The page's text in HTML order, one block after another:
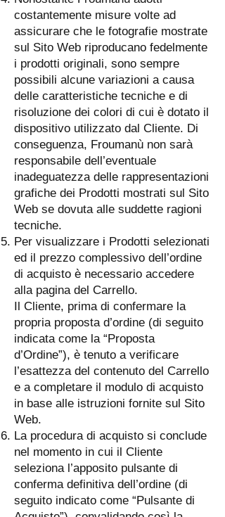
costantemente misure volte ad
assicurare che le fotografie mostrate
sul Sito Web riproducano fedelmente
i prodotti originali, sono sempre
possibili alcune variazioni a causa
delle caratteristiche tecniche e di
risoluzione dei colori di cui è dotato il
dispositivo utilizzato dal Cliente. Di
conseguenza, Froumanù non sarà
responsabile dell’eventuale
inadeguatezza delle rappresentazioni
grafiche dei Prodotti mostrati sul Sito
Web se dovuta alle suddette ragioni
tecniche.
Per visualizzare i Prodotti selezionati
ed il prezzo complessivo dell’ordine
di acquisto è necessario accedere
alla pagina del Carrello.
Il Cliente, prima di confermare la
propria proposta d’ordine (di seguito
indicata come la “Proposta
d’Ordine”), è tenuto a verificare
l’esattezza del contenuto del Carrello
e a completare il modulo di acquisto
in base alle istruzioni fornite sul Sito
Web.
La procedura di acquisto si conclude
nel momento in cui il Cliente
seleziona l’apposito pulsante di
conferma definitiva dell’ordine (di
seguito indicato come “Pulsante di